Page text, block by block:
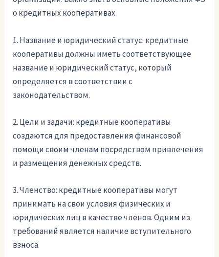
о кредитных кооперативах.
1. Название и юридический статус: кредитные
кооперативы должны иметь соответствующее
название и юридический статус, который
определяется в соответствии с
законодательством.
2. Цели и задачи: кредитные кооперативы
создаются для предоставления финансовой
помощи своим членам посредством привлечения
и размещения денежных средств.
3. Членство: кредитные кооперативы могут
принимать на свои условия физических и
юридических лиц в качестве членов. Одним из
требований является наличие вступительного
взноса.